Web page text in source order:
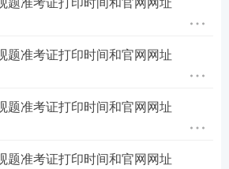
题准考证打印时间和官网网址
题准考证打印时间和官网网址
题准考证打印时间和官网网址
题准考证打印时间和官网网址